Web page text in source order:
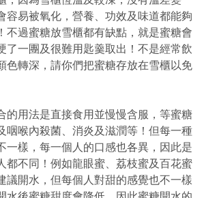
容易被氧化，營養、功效及味道都能夠
不過蜜糖放雪櫃都有缺點，就是蜜糖會
了一團及很難用匙羹取出！不是經常飲
色轉深，請你們把蜜糖存放在雪櫃以免
的用法是直接食用並慢慢含服，等蜜糖
咽喉內殺菌、消炎及滋潤等！但每一種
一樣，每一個人的口感也各異，因此是
都不同！例如龍眼蜜、荔枝蜜及百花蜜
議開水，但每個人對甜的感覺也不一樣